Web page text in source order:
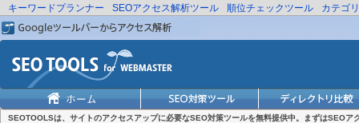
キーワードプランナー SEOアクセス解析ツール 順位チェックツール カテゴ
SEOTOOLSは、サイトのアクセスアップに必要なSEO対策ツールを無料提供中。まずはSEOア